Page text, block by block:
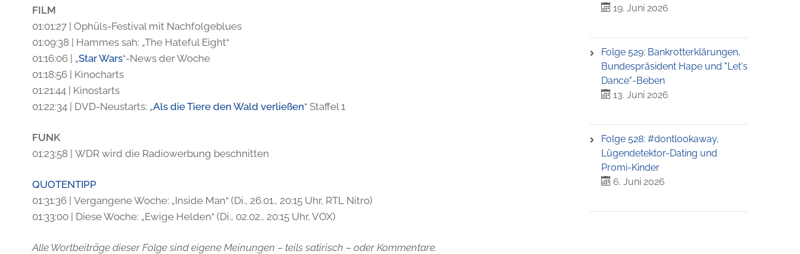
FILM
01:01:27 | Ophüls-Festival mit Nachfolgeblues
01:09:38 | Hammes sah: „The Hateful Eight“
01:16:06 | „Star Wars“-News der Woche
01:18:56 | Kinocharts
01:21:44 | Kinostarts
01:22:34 | DVD-Neustarts: „Als die Tiere den Wald verließen“ Staffel 1
FUNK
01:23:58 | WDR wird die Radiowerbung beschnitten
QUOTENTIPP
01:31:36 | Vergangene Woche: „Inside Man“ (Di., 26.01., 20:15 Uhr, RTL Nitro)
01:33:00 | Diese Woche: „Ewige Helden“ (Di., 02.02., 20:15 Uhr, VOX)
Alle Wortbeiträge dieser Folge sind eigene Meinungen – teils satirisch – oder Kommentare.
19. Juni 2026
Folge 529: Bankrotterklärungen,
Bundespräsident Hape und "Let's
Dance"-Beben
13. Juni 2026
Folge 528: #dontlookaway,
Lügendetektor-Dating und
Promi-Kinder
6. Juni 2026